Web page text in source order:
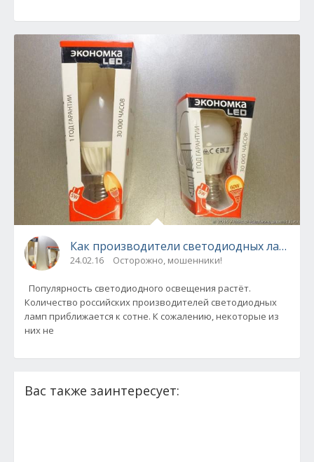
Как производители светодиодных ламп
24.02.16 Осторожно, мошенники!
Популярность светодиодного освещения растёт.
Количество российских производителей светодиодных
ламп приближается к сотне. К сожалению, некоторые из
них не
Вас также заинтересует: